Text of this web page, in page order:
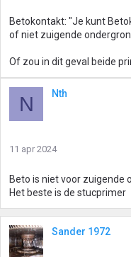
Betokontakt: "Je kunt
of niet zuigende
Of zou in dit geval beide
N Nth
11 apr 2024
Beto is niet voor zuigende
Het beste is de stucprimer
Sander 1972